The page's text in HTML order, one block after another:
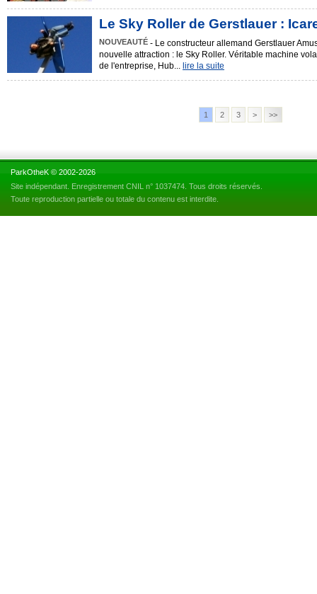
Le Sky Roller de Gerstlauer :
NOUVEAUTÉ - Le constructeur allemand Gerstlauer
nouvelle attraction : le Sky Roller. Véritable machine
de l'entreprise, Hub... lire la suite
1 2 3 > >>
ParkOtheK © 2002-2026
Site indépendant. Enregistrement CNIL n° 1037474. Tous droits réservés.
Toute reproduction partielle ou totale du contenu est interdite.